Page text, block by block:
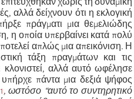
αλλά δείχνουν ότι η εκλογική
πράγματι μια θεμελιώδης
η οποία υπερβαίνει κατά πολύ
απλώς μια απεικόνιση. Η
τάξη πραγμάτων και τις
κλονιστεί, αλλά αυτό ωφέλησε
πάντα μια δεξιά ψήφος
1, ωστόσο “αυτό το συντηρητικό